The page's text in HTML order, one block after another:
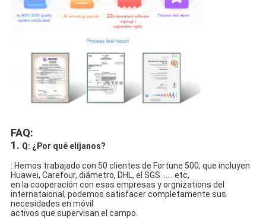
FAQ:
1. Q: ¿Por qué elíjanos?
: Hemos trabajado con 50 clientes de Fortune 500, que incluyen
Huawei, Carefour, diámetro, DHL, el SGS ...... etc,
en la cooperación con esas empresas y orgnizations del
internataional, podemos satisfacer completamente sus
necesidades en móvil
activos que supervisan el campo.